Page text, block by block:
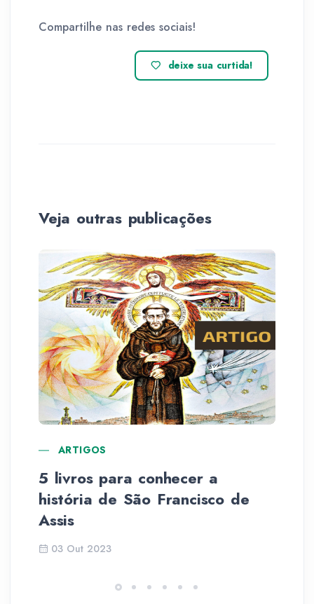
Compartilhe nas redes sociais!
deixe sua curtida!
Veja outras publicações
ARTIGOS
5 livros para conhecer a
história de São Francisco de
Assis
03 Out 2023